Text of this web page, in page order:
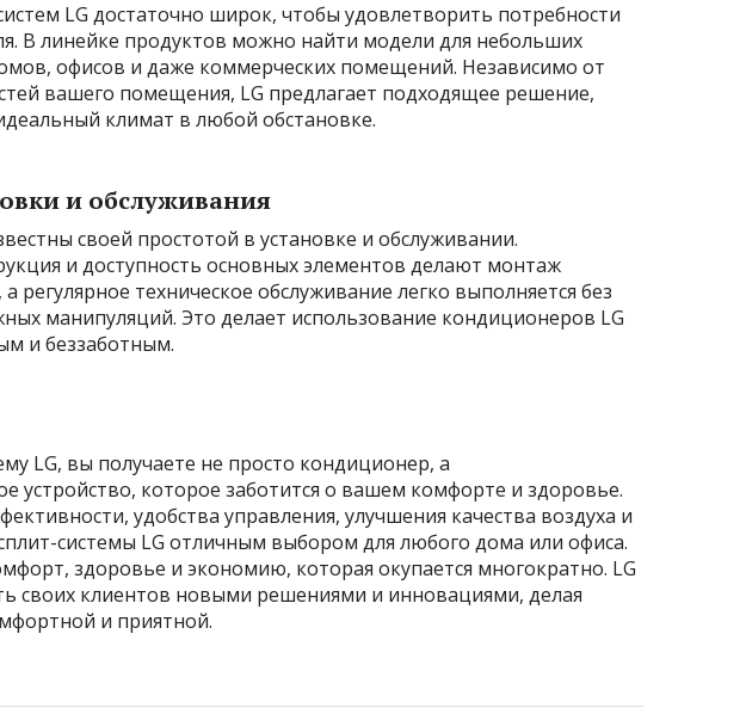
LG достаточно широк, чтобы удовлетворить потребности
В линейке продуктов можно найти модели для небольших
офисов и даже коммерческих помещений. Независимо от
вашего помещения, LG предлагает подходящее решение,
климат в любой обстановке.
и обслуживания
своей простотой в установке и обслуживании.
и доступность основных элементов делают монтаж
регулярное техническое обслуживание легко выполняется без
манипуляций. Это делает использование кондиционеров LG
и беззаботным.
LG, вы получаете не просто кондиционер, а
устройство, которое заботится о вашем комфорте и здоровье.
удобства управления, улучшения качества воздуха и
системы LG отличным выбором для любого дома или офиса.
здоровье и экономию, которая окупается многократно. LG
своих клиентов новыми решениями и инновациями, делая
и приятной.